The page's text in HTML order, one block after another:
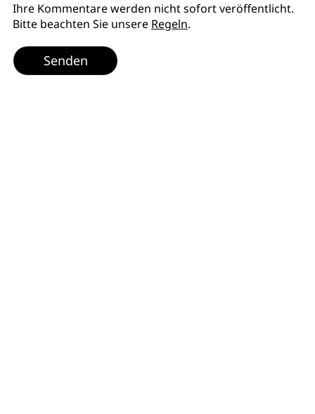
Ihre Kommentare werden nicht sofort veröffentlicht.
Bitte beachten Sie unsere Regeln.
Senden